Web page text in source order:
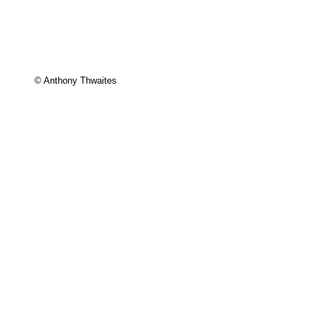
© Anthony Thwaites